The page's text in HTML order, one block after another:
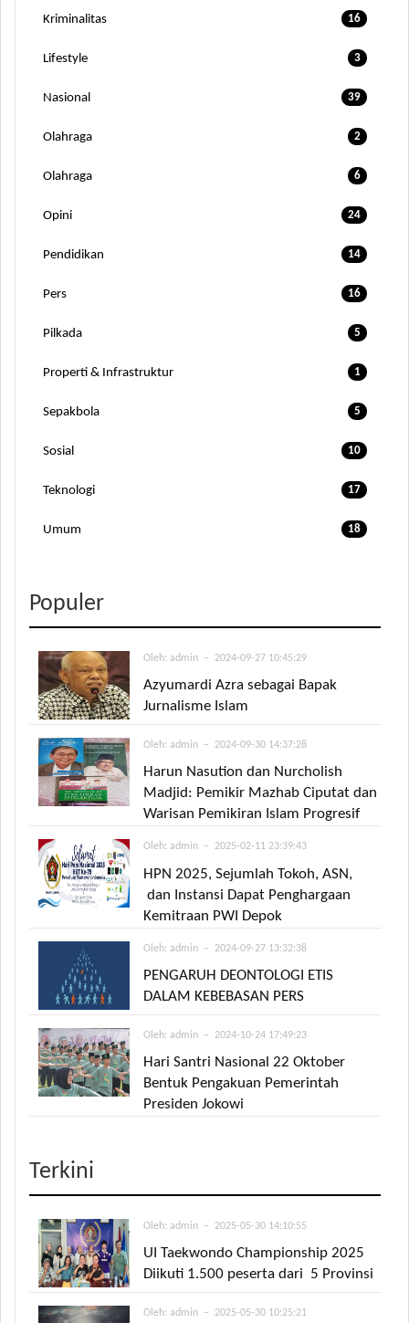
Kriminalitas 16
Lifestyle 3
Nasional 39
Olahraga 2
Olahraga 6
Opini 24
Pendidikan 14
Pers 16
Pilkada 5
Properti & Infrastruktur 1
Sepakbola 5
Sosial 10
Teknologi 17
Umum 18
Populer
Oleh: admin – 2024-09-27 10:45:29
Azyumardi Azra sebagai Bapak
Jurnalisme Islam
Oleh: admin – 2024-09-30 14:37:28
Harun Nasution dan Nurcholish
Madjid: Pemikir Mazhab Ciputat dan
Warisan Pemikiran Islam Progresif
Oleh: admin – 2025-02-11 23:39:43
HPN 2025, Sejumlah Tokoh, ASN,
dan Instansi Dapat Penghargaan
Kemitraan PWI Depok
Oleh: admin – 2024-09-27 13:32:38
PENGARUH DEONTOLOGI ETIS
DALAM KEBEBASAN PERS
Oleh: admin – 2024-10-24 17:49:23
Hari Santri Nasional 22 Oktober
Bentuk Pengakuan Pemerintah
Presiden Jokowi
Terkini
Oleh: admin – 2025-05-30 14:10:55
UI Taekwondo Championship 2025
Diikuti 1.500 peserta dari 5 Provinsi
Oleh: admin – 2025-05-30 10:25:21